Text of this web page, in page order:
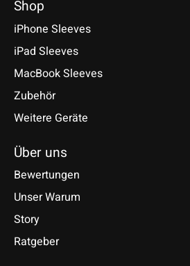
Shop
iPhone Sleeves
iPad Sleeves
MacBook Sleeves
Zubehör
Weitere Geräte
Über uns
Bewertungen
Unser Warum
Story
Ratgeber